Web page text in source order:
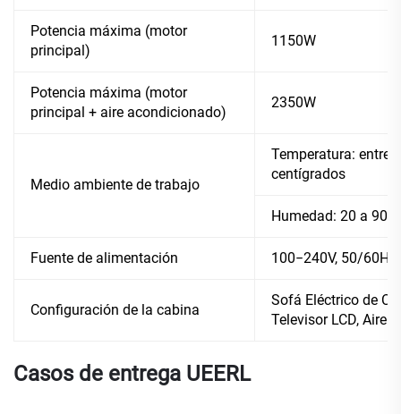
Potencia máxima (motor
principal)
1150W
Potencia máxima (motor
principal + aire acondicionado)
2350W
Medio ambiente de trabajo
Temperatura: entre
centígrados
Humedad: 20 a 90%
Fuente de alimentación 100−240V, 50/60Hz
Configuración de la cabina
Sofá Eléctrico de
Televisor LCD, Aire
Casos de entrega UEERL